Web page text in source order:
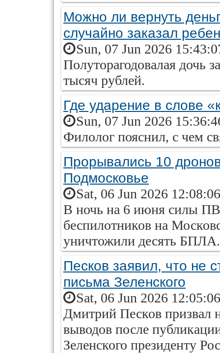
Можно ли вернуть
случайно заказал
Sun, 07 Jun 2026
Полуторагодовалая дочь
тысяч рублей.
Где ударение в слове
Sun, 07 Jun 2026
Филолог пояснил, с чем
Прорывались 10
Подмосковье
Sat, 06 Jun 2026
В ночь на 6 июня силы
беспилотников на
уничтожили десять БПЛА.
Песков заявил, что не
письма Зеленского
Sat, 06 Jun 2026
Дмитрий Песков призвал
выводов после
Зеленского президенту